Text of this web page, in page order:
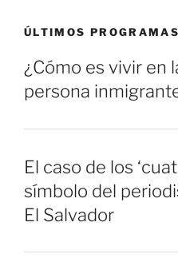
ÚLTIMOS PROGRAMAS
¿Cómo es vivir en
persona
El caso de los
símbolo del
El Salvador